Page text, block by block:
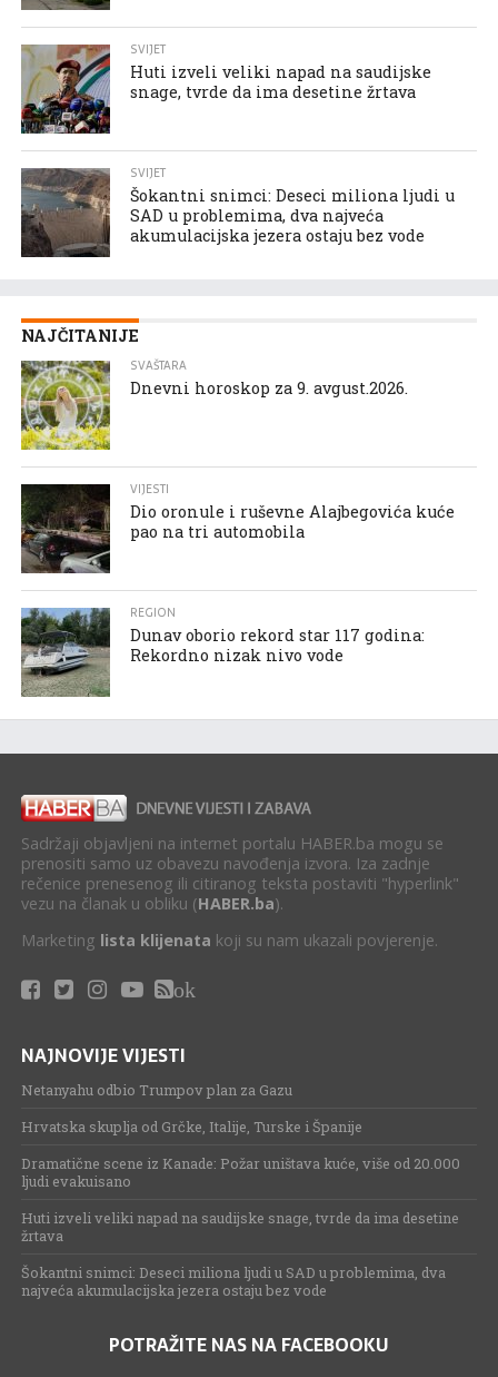
SVIJET
Huti izveli veliki napad na saudijske
snage, tvrde da ima desetine žrtava
SVIJET
Šokantni snimci: Deseci miliona ljudi u
SAD u problemima, dva najveća
akumulacijska jezera ostaju bez vode
NAJČITANIJE
SVAŠTARA
Dnevni horoskop za 9. avgust.2026.
VIJESTI
Dio oronule i ruševne Alajbegovića kuće
pao na tri automobila
REGION
Dunav oborio rekord star 117 godina:
Rekordno nizak nivo vode
Sadržaji objavljeni na internet portalu HABER.ba mogu se
prenositi samo uz obavezu navođenja izvora. Iza zadnje
rečenice prenesenog ili citiranog teksta postaviti "hyperlink"
vezu na članak u obliku (HABER.ba).
Marketing lista klijenata koji su nam ukazali povjerenje.
ok
NAJNOVIJE VIJESTI
Netanyahu odbio Trumpov plan za Gazu
Hrvatska skuplja od Grčke, Italije, Turske i Španije
Dramatične scene iz Kanade: Požar uništava kuće, više od 20.000
ljudi evakuisano
Huti izveli veliki napad na saudijske snage, tvrde da ima desetine
žrtava
Šokantni snimci: Deseci miliona ljudi u SAD u problemima, dva
najveća akumulacijska jezera ostaju bez vode
POTRAŽITE NAS NA FACEBOOKU